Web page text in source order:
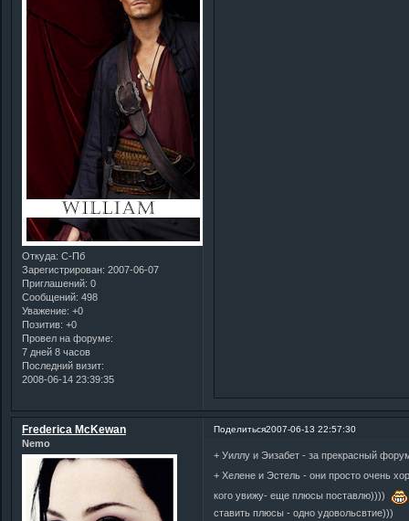
Откуда: С-Пб
Зарегистрирован: 2007-06-07
Приглашений: 0
Сообщений: 498
Уважение: +0
Позитив: +0
Провел на форуме:
7 дней 8 часов
Последний визит:
2008-06-14 23:39:35
Поделиться2007-06-13 22:57:30
Frederica McKewan
Nemo
+ Уиллу и Эизабет - за прекрасный
+ Хелене и Эстель - они просто очень
кого увижу- еще плюсы поставлю))))
ставить плюсы - одно удовольсвтие)))